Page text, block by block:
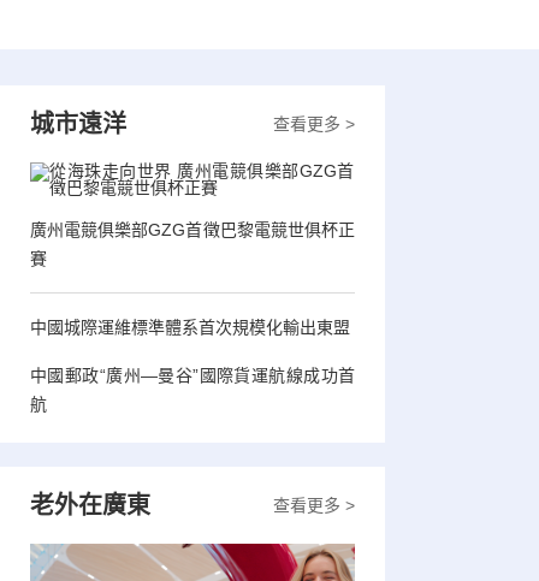
查看更多 >
城市遠洋
廣州電競俱樂部GZG首徵巴黎電競世俱杯正
賽
中國城際運維標準體系首次規模化輸出東盟
中國郵政“廣州—曼谷”國際貨運航線成功首
航
查看更多 >
老外在廣東